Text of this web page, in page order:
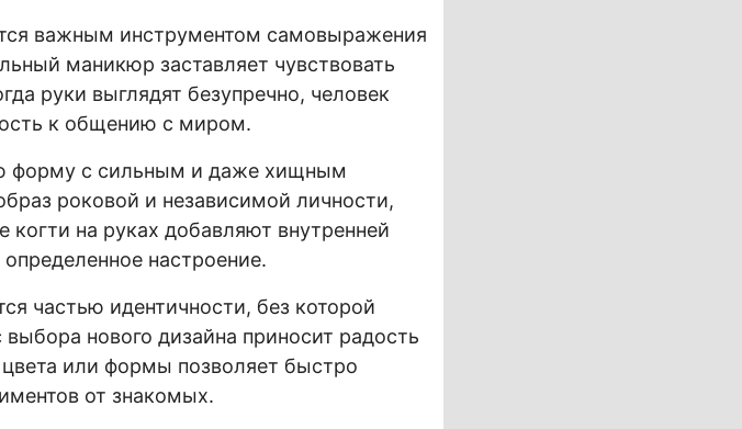
важным инструментом самовыражения
маникюр заставляет чувствовать
руки выглядят безупречно, человек
к общению с миром.
форму с сильным и даже хищным
роковой и независимой личности,
когти на руках добавляют внутренней
настроение.
частью идентичности, без которой
нового дизайна приносит радость
или формы позволяет быстро
от знакомых.